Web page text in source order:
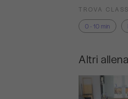
TROVA
0 - 10 min
Altri